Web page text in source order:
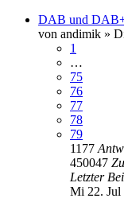
DAB und
von andimik »
1
…
75
76
77
78
79
1177
450047
Letzter
Mi 22. Jul